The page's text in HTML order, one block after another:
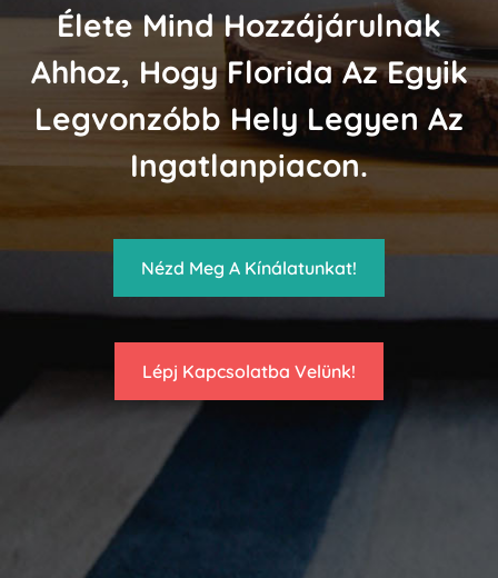
Élete Mind Hozzájárulnak
Ahhoz, Hogy Florida Az Egyik
Legvonzóbb Hely Legyen Az
Ingatlanpiacon.
Nézd Meg A Kínálatunkat!
Lépj Kapcsolatba Velünk!